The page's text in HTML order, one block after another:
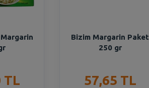
TL
Bizim Margarin Paket
250 gr
57,65 TL